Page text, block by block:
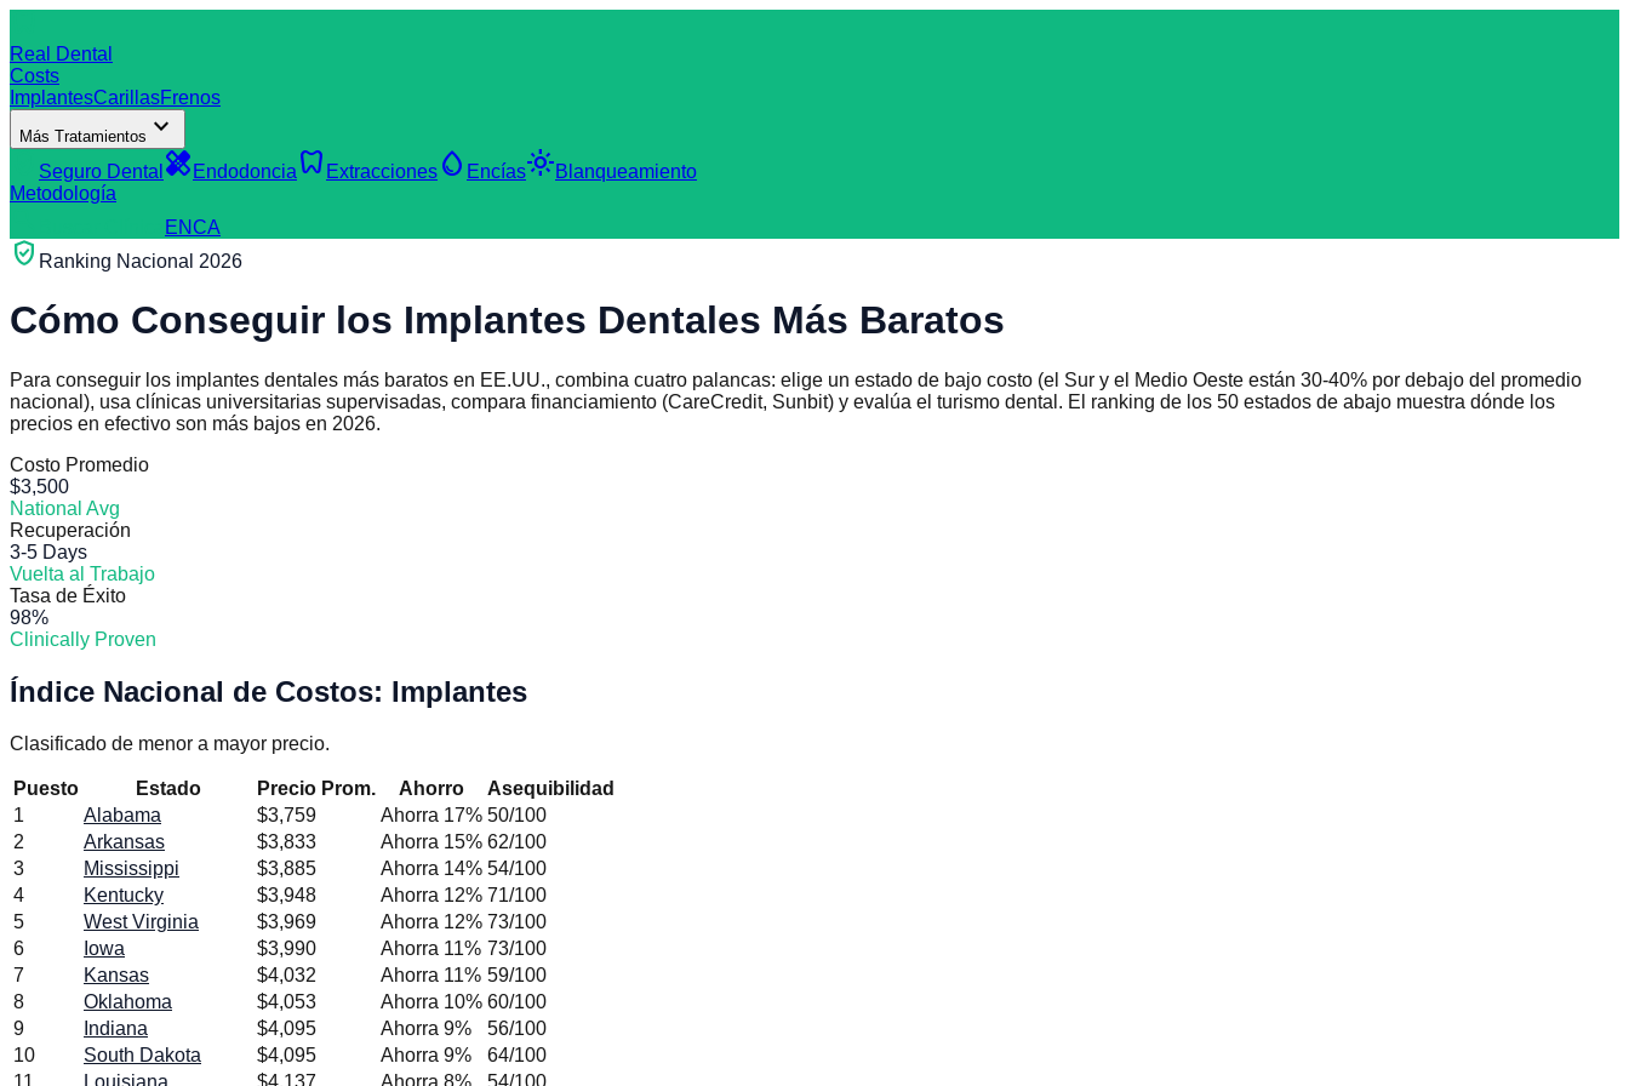
Real Dental
Costs
ImplantesCarillasFrenos
Más Tratamientos expand_more
Seguro Dental healing Endodoncia dentistry Extracciones water_drop Encíaslight_modeBlanqueamiento
Metodología
ENCA
verified_user Ranking Nacional 2026
Cómo Conseguir los Implantes Dentales Más Baratos
Para conseguir los implantes dentales más baratos en EE.UU., combina cuatro palancas: elige un estado de bajo costo (el Sur y el Medio Oeste están 30-40% por debajo del promedio
nacional), usa clínicas universitarias supervisadas, compara financiamiento (CareCredit, Sunbit) y evalúa el turismo dental. El ranking de los 50 estados de abajo muestra dónde los
precios en efectivo son más bajos en 2026.
Costo Promedio
$3,500
National Avg
Recuperación
3-5 Days
Vuelta al Trabajo
Tasa de Éxito
98%
Clinically Proven
Índice Nacional de Costos: Implantes
Clasificado de menor a mayor precio.
Puesto Estado Precio Prom. Ahorro
Asequibilidad
1
Alabama $3,759 Ahorra 17% 50/100
2
Arkansas $3,833 Ahorra 15% 62/100
3
Mississippi $3,885 Ahorra 14% 54/100
4
Kentucky $3,948 Ahorra 12% 71/100
5
West Virginia $3,969 Ahorra 12% 73/100
6
Iowa $3,990 Ahorra 11% 73/100
7
Kansas $4,032 Ahorra 11% 59/100
8
Oklahoma $4,053 Ahorra 10% 60/100
9
Indiana $4,095 Ahorra 9% 56/100
10
South Dakota $4,095 Ahorra 9% 64/100
11
Louisiana $4,137 Ahorra 8% 54/100